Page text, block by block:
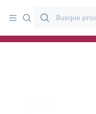
y estimulación infantil en
Especialistas en